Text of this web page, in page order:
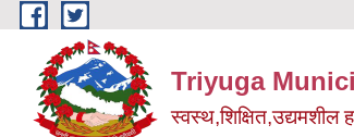
Skip to main content
Triyuga
स्वस्थ,शिक्षित,उद्यमशील